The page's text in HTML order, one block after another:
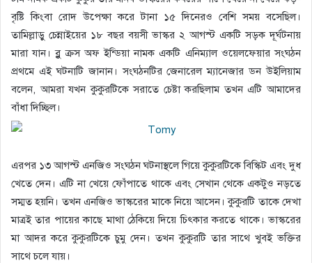
বৃষ্টি কিংবা রোদ উপেক্ষা করে টানা ১৫ দিনেরও বেশি সময় বসেছিল।
তামিল্লাড়ু চেন্নাইয়ের ১৮ বছর বয়সী ভাস্কর ২ আগস্ট একটি সড়ক দূর্ঘটনায়
মারা যান। ব্লু ক্রস অফ ইন্ডিয়া নামক একটি এনিম্যাল ওয়েলফেয়ার সংঘঠন
প্রথমে এই ঘটনাটি জানান। সংঘঠনটির জেনারেল ম্যানেজার ডন উইলিয়াম
বলেন, আমরা যখন কুকুরটিকে সরাতে চেষ্টা করছিলাম তখন এটি আমাদের
বাঁধা দিচ্ছিল।
এরপর ১৩ আগস্ট এনজিও সংঘঠন ঘটনাস্থলে গিয়ে কুকুরটিকে বিস্কিট এবং দুধ
খেতে দেন। এটি না খেয়ে ফোঁপাতে থাকে এবং সেখান থেকে একটুও নড়তে
সম্মত হয়নি। তখন এনজিও ভাস্করের মাকে নিয়ে আসেন। কুকুরটি তাকে দেখা
মাত্রই তার পায়ের কাছে মাথা ঠেকিয়ে দিয়ে চিৎকার করতে থাকে। ভাস্করের
মা আদর করে কুকুরটিকে চুমু দেন। তখন কুকুরটি তার সাথে খুবই ভক্তির
সাথে চলে যায়।